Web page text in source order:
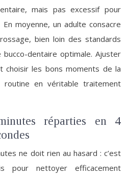
mais pas excessif pour
En moyenne, un adulte consacre
bien loin des standards
dentaire optimale. Ajuster
choisir les bons moments de la
en véritable traitement
réparties en 4
ne doit rien au hasard : c’est
pour nettoyer efficacement